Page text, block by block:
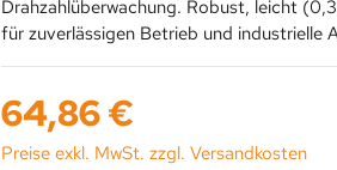
Drahzahlüberwachung. Robust, leicht
für zuverlässigen Betrieb und industrielle
Regulärer Preis:
64,86 €
Preise exkl. MwSt. zzgl. Versandkosten